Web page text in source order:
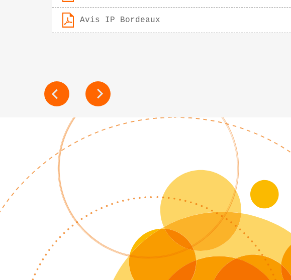
Avis IP Bordeaux
NAVIGATION
DE
L’ARTICLE